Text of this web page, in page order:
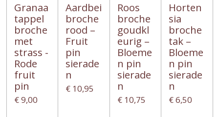
Granaa
tappel
broche
met
strass -
Rode
fruit
pin
€ 9,00
Aardbei
broche
rood –
Fruit
pin
sierade
n
€ 10,95
Roos
broche
goudkl
eurig –
Bloeme
n pin
sierade
n
€ 10,75
Horten
sia
broche
tak –
Bloeme
n pin
sierade
n
€ 6,50